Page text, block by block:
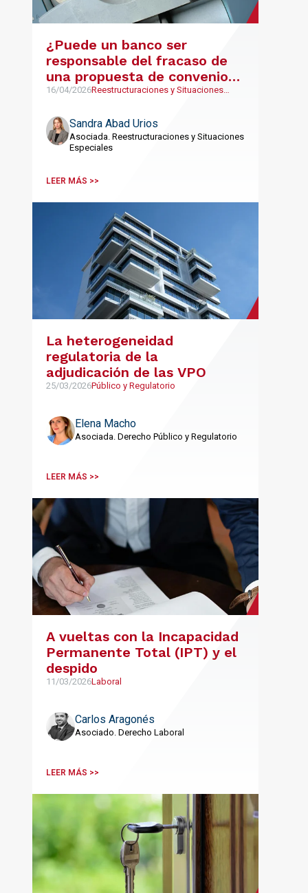
¿Puede un banco ser
responsable del fracaso de
una propuesta de convenio
concursal?
16/04/2026Reestructuraciones y Situaciones
Sandra Abad Urios
Asociada. Reestructuraciones y Situaciones
Especiales
LEER MÁS >>
La heterogeneidad
regulatoria de la
adjudicación de las VPO
25/03/2026Público y Regulatorio
Elena Macho
Asociada. Derecho Público y Regulatorio
LEER MÁS >>
A vueltas con la Incapacidad
Permanente Total (IPT) y el
despido
11/03/2026Laboral
Carlos Aragonés
Asociado. Derecho Laboral
LEER MÁS >>